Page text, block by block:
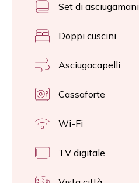
Set di asciugamani
Doppi cuscini
Asciugacapelli
Cassaforte
Wi-Fi
TV digitale